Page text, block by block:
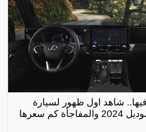
شاهد اول ظهور لسيارة
تويوتا Lexus موديل 2024 والمفاجأة كم سعرها